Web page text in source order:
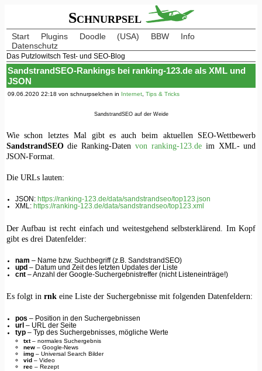
Schnurpsel
Start Plugins Doodle (USA) BBW
Info
Datenschutz
Das Putzlowitsch Test- und SEO-Blog
SandstrandSEO-Rankings bei ranking-123.de als XML und
JSON
09.06.2020 22:18 von schnurpselchen in Internet, Tips & Tricks
SandstrandSEO auf der Weide
Wie schon letztes Mal gibt es auch beim aktuellen SEO-Wettbewerb
SandstrandSEOdie Ranking-Datenvon ranking-123.deim XML- und
JSON-Format.
Die URLs lauten:
JSON: https://ranking-123.de/data/sandstrandseo/top123.json
XML: https://ranking-123.de/data/sandstrandseo/top123.xml
Der Aufbau ist recht einfach und weitestgehend selbsterklärend. Im Kopf
gibt es drei Datenfelder:
nam – Name bzw. Suchbegriff (z.B. SandstrandSEO)
upd – Datum und Zeit des letzten Updates der Liste
cnt – Anzahl der Google-Suchergebnistreffer (nicht Listeneinträge!)
Es folgt in rnkeine Liste der Suchergebnisse mit folgenden Datenfeldern:
pos – Position in den Suchergebnissen
url – URL der Seite
typ – Typ des Suchergebnisses, mögliche Werte
txt– normales Suchergebnis
new – Google-News
img – Universal Search Bilder
vid – Video
rec – Rezept